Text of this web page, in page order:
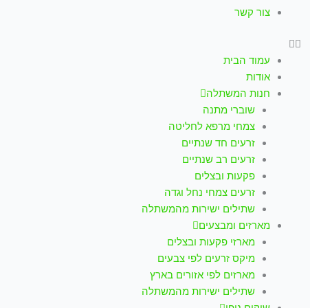
צור קשר
עמוד הבית
אודות
חנות המשתלה
שוברי מתנה
צמחי מרפא לחליטה
זרעים חד שנתיים
זרעים רב שנתיים
פקעות ובצלים
זרעים צמחי נחל וגדה
שתילים ישירות מהמשתלה
מארזים ומבצעים
מארזי פקעות ובצלים
מיקס זרעים לפי צבעים
מארזים לפי אזורים בארץ
שתילים ישירות מהמשתלה